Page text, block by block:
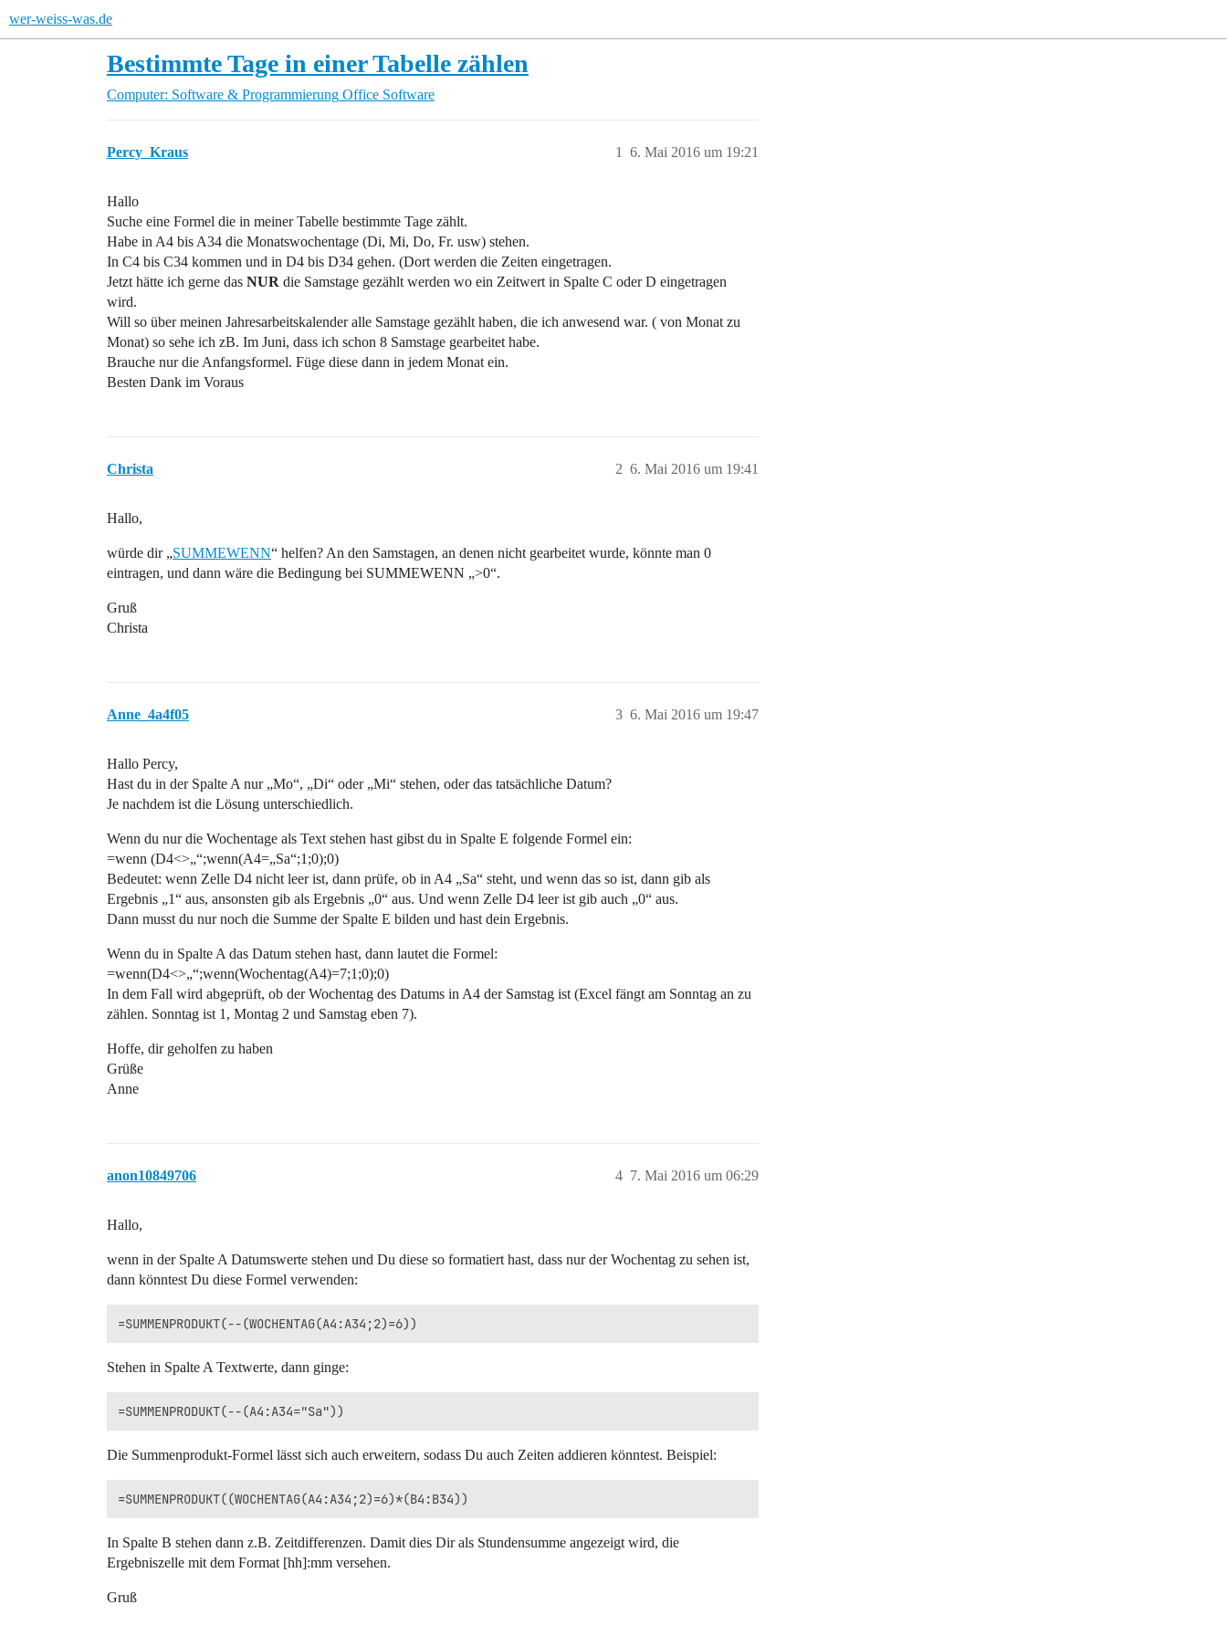
wer-weiss-was.de
Bestimmte Tage in einer Tabelle zählen
Computer: Software & Programmierung Office Software
Percy_Kraus 6. Mai 2016 um 19:21
1
Hallo
Suche eine Formel die in meiner Tabelle bestimmte Tage zählt.
Habe in A4 bis A34 die Monatswochentage (Di, Mi, Do, Fr. usw) stehen.
In C4 bis C34 kommen und in D4 bis D34 gehen. (Dort werden die Zeiten eingetragen.
Jetzt hätte ich gerne das NUR die Samstage gezählt werden wo ein Zeitwert in Spalte C oder D eingetragen
wird.
Will so über meinen Jahresarbeitskalender alle Samstage gezählt haben, die ich anwesend war. ( von Monat zu
Monat) so sehe ich zB. Im Juni, dass ich schon 8 Samstage gearbeitet habe.
Brauche nur die Anfangsformel. Füge diese dann in jedem Monat ein.
Besten Dank im Voraus
Christa 6. Mai 2016 um 19:41
2
Hallo,
würde dir „SUMMEWENN“ helfen? An den Samstagen, an denen nicht gearbeitet wurde, könnte man 0
eintragen, und dann wäre die Bedingung bei SUMMEWENN „>0“.
Gruß
Christa
Anne_4a4f05 6. Mai 2016 um 19:47
3
Hallo Percy,
Hast du in der Spalte A nur „Mo“, „Di“ oder „Mi“ stehen, oder das tatsächliche Datum?
Je nachdem ist die Lösung unterschiedlich.
Wenn du nur die Wochentage als Text stehen hast gibst du in Spalte E folgende Formel ein:
=wenn (D4<>„“;wenn(A4=„Sa“;1;0);0)
Bedeutet: wenn Zelle D4 nicht leer ist, dann prüfe, ob in A4 „Sa“ steht, und wenn das so ist, dann gib als
Ergebnis „1“ aus, ansonsten gib als Ergebnis „0“ aus. Und wenn Zelle D4 leer ist gib auch „0“ aus.
Dann musst du nur noch die Summe der Spalte E bilden und hast dein Ergebnis.
Wenn du in Spalte A das Datum stehen hast, dann lautet die Formel:
=wenn(D4<>„“;wenn(Wochentag(A4)=7;1;0);0)
In dem Fall wird abgeprüft, ob der Wochentag des Datums in A4 der Samstag ist (Excel fängt am Sonntag an zu
zählen. Sonntag ist 1, Montag 2 und Samstag eben 7).
Hoffe, dir geholfen zu haben
Grüße
Anne
anon10849706 7. Mai 2016 um 06:29
4
Hallo,
wenn in der Spalte A Datumswerte stehen und Du diese so formatiert hast, dass nur der Wochentag zu sehen ist,
dann könntest Du diese Formel verwenden:
Stehen in Spalte A Textwerte, dann ginge:
Die Summenprodukt-Formel lässt sich auch erweitern, sodass Du auch Zeiten addieren könntest. Beispiel:
In Spalte B stehen dann z.B. Zeitdifferenzen. Damit dies Dir als Stundensumme angezeigt wird, die
Ergebniszelle mit dem Format [hh]:mm versehen.
Gruß